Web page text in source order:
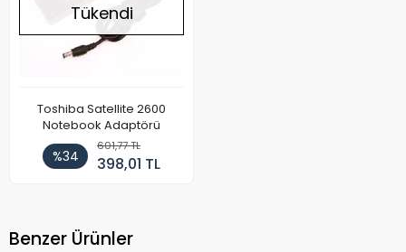
Tükendi
Toshiba Satellite 2600
Notebook Adaptörü
%34
601,77 TL
398,01 TL
Benzer Ürünler